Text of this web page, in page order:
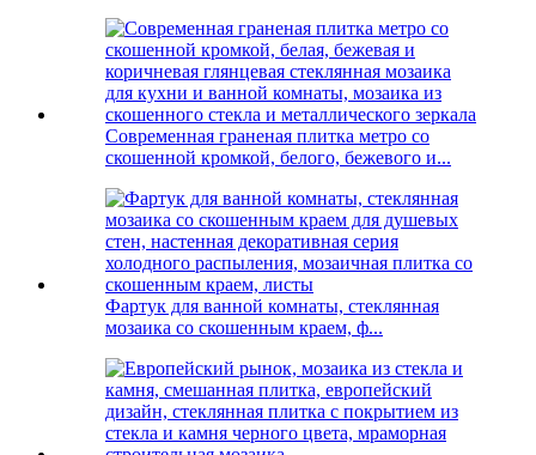
Современная граненая плитка метро со
скошенной кромкой, белого, бежевого и...
Фартук для ванной комнаты, стеклянная
мозаика со скошенным краем, ф...